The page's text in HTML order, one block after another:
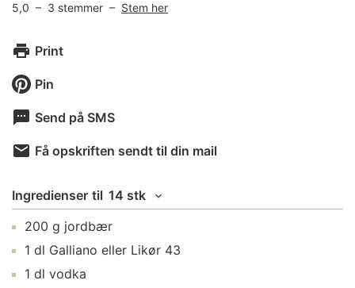
5,0 – 3 stemmer – Stem her
Print
Pin
Send på SMS
Få opskriften sendt til din mail
Ingredienser til 14 stk
200 g jordbær
1 dl Galliano eller Likør 43
1 dl vodka